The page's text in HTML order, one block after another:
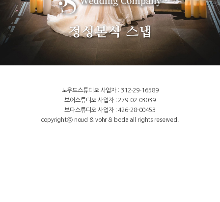
노우드스튜디오 사업자 : 312-29-16589
보어스튜디오 사업자 : 279-02-03039
보다스튜디오 사업자 : 426-28-00453
copyrightⓒ noud & vohr & boda all rights reserved.